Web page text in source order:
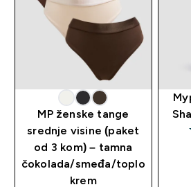
MP ženske tange
srednje visine (paket
od 3 kom) – tamna
čokolada/smeđa/toplo
krem